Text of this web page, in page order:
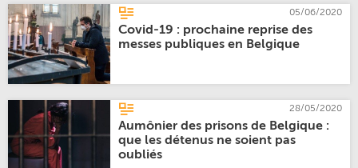
05/06/2020
Covid-19 : prochaine reprise des
messes publiques en Belgique
28/05/2020
Aumônier des prisons de Belgique :
que les détenus ne soient pas
oubliés